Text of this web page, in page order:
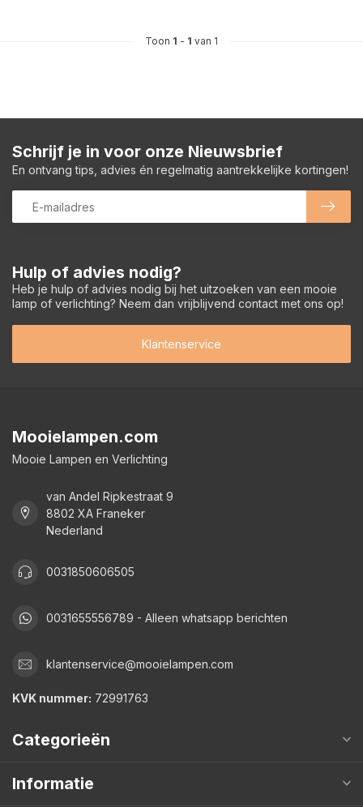
Toon 1 - 1 van 1
Hulp of advies nodig?
Heb je hulp of advies nodig bij het uitzoeken van een mooie
lamp of verlichting? Neem dan vrijblijvend contact met ons op!
Klantenservice
Schrijf je in voor onze Nieuwsbrief
En ontvang tips, advies én regelmatig aantrekkelijke kortingen!
Mooielampen.com
Mooie Lampen en Verlichting
van Andel Ripkestraat 9
8802 XA Franeker
Nederland
0031850606505
0031655556789 - Alleen whatsapp berichten
klantenservice@mooielampen.com
KVK nummer: 72991763
Categorieën
Informatie